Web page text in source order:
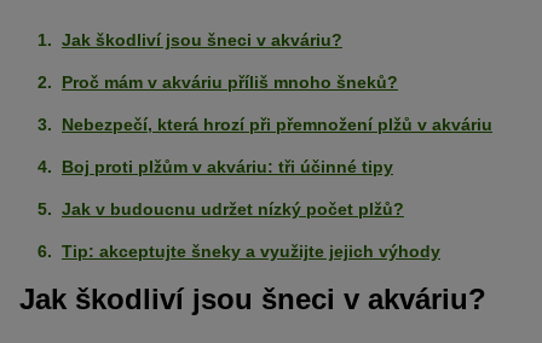
Jak škodliví jsou šneci v akváriu?
Proč mám v akváriu příliš mnoho šneků?
Nebezpečí, která hrozí při přemnožení plžů v akváriu
Boj proti plžům v akváriu: tři účinné tipy
Jak v budoucnu udržet nízký počet plžů?
Tip: akceptujte šneky a využijte jejich výhody
Jak škodliví jsou šneci v akváriu?